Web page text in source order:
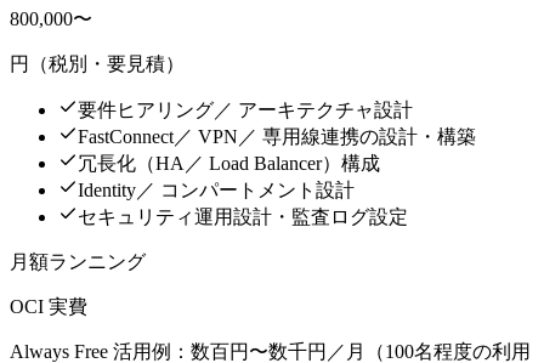
800,000〜
円（税別・要見積）
要件ヒアリング／ アーキテクチャ設計
FastConnect／ VPN／ 専用線連携の設計・構築
冗長化（HA／ Load Balancer）構成
Identity／ コンパートメント設計
セキュリティ運用設計・監査ログ設定
月額ランニング
OCI 実費
Always Free 活用例：数百円〜数千円／月（100名程度の利用